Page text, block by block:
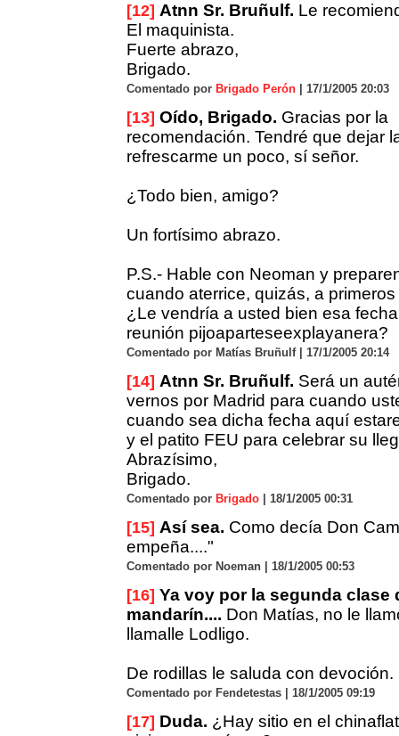
[12] Atnn Sr. Bruñulf. Le
El maquinista.
Fuerte abrazo,
Brigado.
Comentado por Brigado Perón | 17/1/2005 20:03
[13] Oído, Brigado. Gracias por la
recomendación. Tendré que dejar
refrescarme un poco, sí señor.
¿Todo bien, amigo?
Un fortísimo abrazo.
P.S.- Hable con Neoman y
cuando aterrice, quizás, a
¿Le vendría a usted bien esa
reunión pijoaparteseexplayanera?
Comentado por Matías Bruñulf | 17/1/2005 20:14
[14] Atnn Sr. Bruñulf. Será un
vernos por Madrid para cuando
cuando sea dicha fecha aquí
y el patito FEU para celebrar su
Abrazísimo,
Brigado.
Comentado por Brigado | 18/1/2005 00:31
[15] Así sea. Como decía Don
empeña...."
Comentado por Noeman | 18/1/2005 00:53
[16] Ya voy por la segunda clase
mandarín.... Don Matías, no le
llamalle Lodligo.
De rodillas le saluda con devoción.
Comentado por Fendetestas | 18/1/2005 09:19
[17] Duda. ¿Hay sitio en el